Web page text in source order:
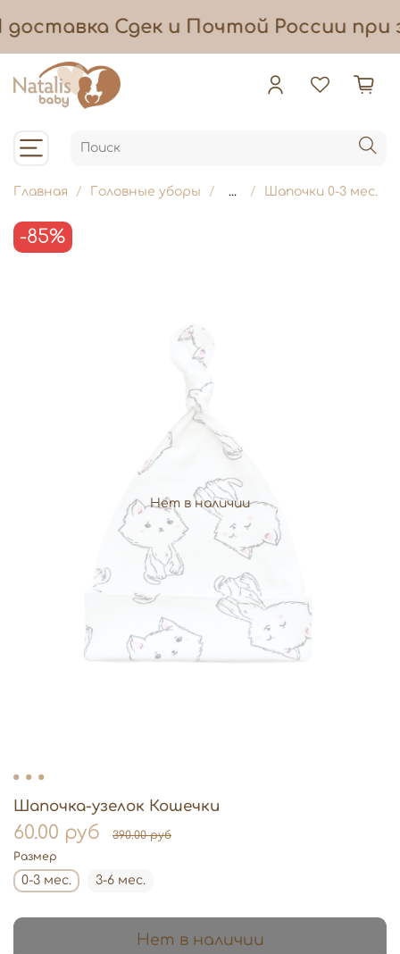
доставка Сдек и Почтой России при
Главная Головные уборы ... Шапочки 0-3 мес.
Нет в наличии
-85%
Шапочка-узелок Кошечки
60.00 руб
390.00 руб
Размер
0-3 мес. 3-6 мес.
Нет в наличии